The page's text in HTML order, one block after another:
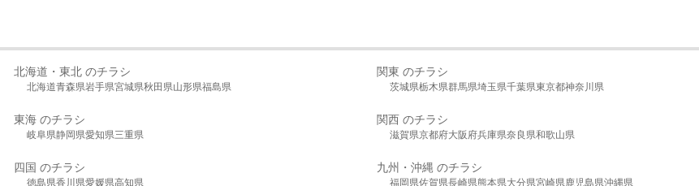
北海道・東北 のチラシ
北海道青森県岩手県宮城県秋田県山形県福島県
関東 のチラシ
茨城県栃木県群馬県埼玉県千葉県東京都神奈川県
東海 のチラシ
岐阜県静岡県愛知県三重県
関西 のチラシ
滋賀県京都府大阪府兵庫県奈良県和歌山県
四国 のチラシ
徳島県香川県愛媛県高知県
九州・沖縄 のチラシ
福岡県佐賀県長崎県熊本県大分県宮崎県鹿児島県沖縄県